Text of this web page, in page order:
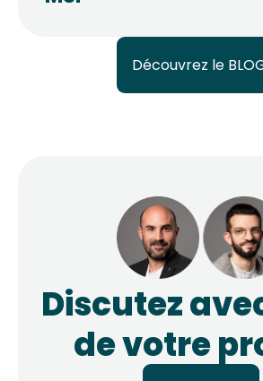
Découvrez le
Discutez
de votre